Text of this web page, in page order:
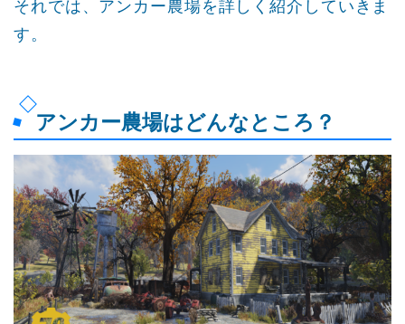
それでは、アンカー農場を詳しく紹介していきま
す。
アンカー農場はどんなところ？